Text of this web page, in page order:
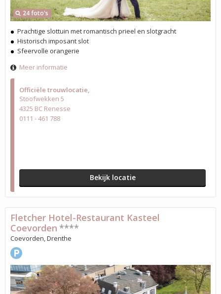
Officiële trouwlocatie
Stoofwekken 5
4325 BC Renesse
0111 - 461 788
Bekijk locatie
24 foto's
Prachtige slottuin met romantisch prieel en slotgracht
Historisch imposant slot
Sfeervolle orangerie
Meer informatie
Fletcher Hotel-Restaurant Kasteel
Coevorden ****
Coevorden, Drenthe